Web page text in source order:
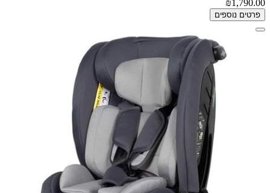
₪1,790.00
פרטים נוספים